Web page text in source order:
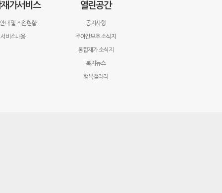
가서비스
내 및 직원현황
서비스내용
열린공간
공지사항
주야간보호 소식지
통합재가 소식지
복지뉴스
행복갤러리